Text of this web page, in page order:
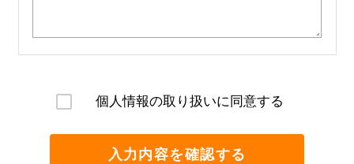
個人情報の取り扱いに同意する
入力内容を確認する